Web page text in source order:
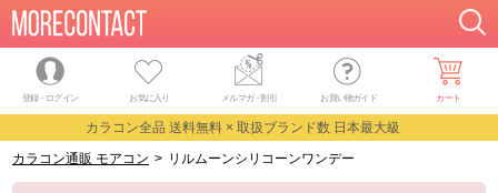
登録・ログイン お気に入り メルマガ・割引 お買い物ガイド カート
カラコン全品 送料無料 × 取扱ブランド数 日本最大級
カラコン通販 モアコン > リルムーンシリコーンワンデー